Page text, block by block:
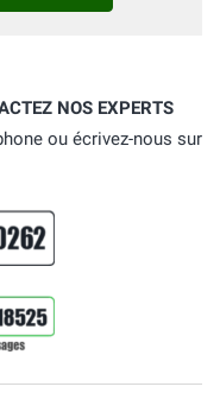
NOS EXPERTS
ou écrivez-nous sur